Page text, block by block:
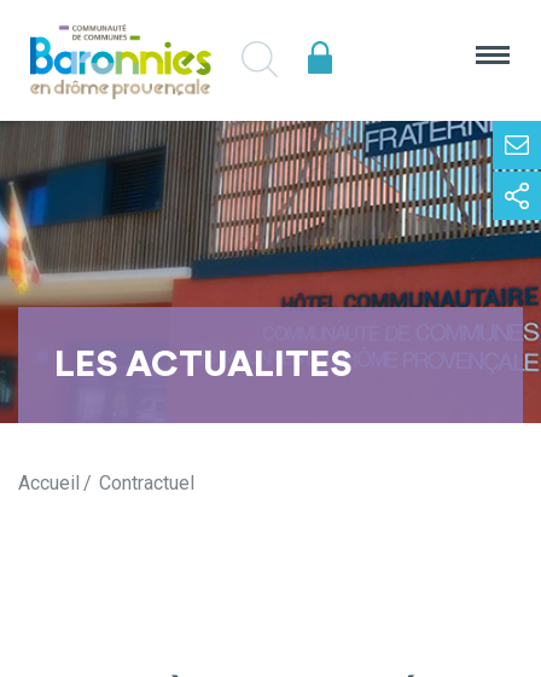
LES ACTUALITES
Accueil Contractuel